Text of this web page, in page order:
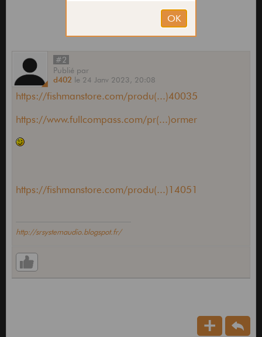
#2
Publié par
d402 le 24 Janv 2023, 20:08
https://fishmanstore.com/produ(...)40035
https://www.fullcompass.com/pr(...)ormer
https://fishmanstore.com/produ(...)14051
http://srsystemaudio.blogspot.fr/